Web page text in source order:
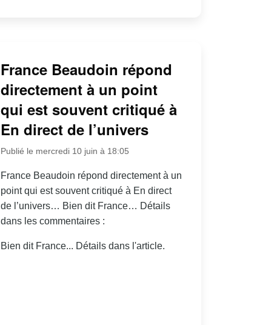
France Beaudoin répond
directement à un point
qui est souvent critiqué à
En direct de l’univers
Publié le mercredi 10 juin à 18:05
France Beaudoin répond directement à un
point qui est souvent critiqué à En direct
de l’univers… Bien dit France… Détails
dans les commentaires :
Bien dit France... Détails dans l'article.